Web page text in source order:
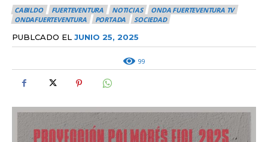
CABILDO FUERTEVENTURA NOTICIAS
ONDA FUERTEVENTURA TV
ONDAFUERTEVENTURA
PORTADA SOCIEDAD
PUBLCADO EL JUNIO 25, 2025
99